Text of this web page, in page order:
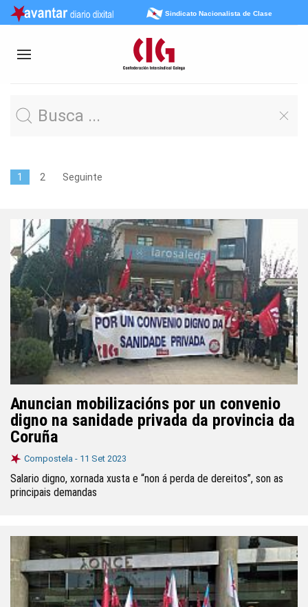
Sindicato Nacionalista de Clase
1 2 Seguinte
Anuncian mobilizacións por un convenio
digno na sanidade privada da provincia da
Coruña
Compostela - 11 Set 2023
Salario digno, xornada xusta e “non á perda de dereitos”, son as
principais demandas